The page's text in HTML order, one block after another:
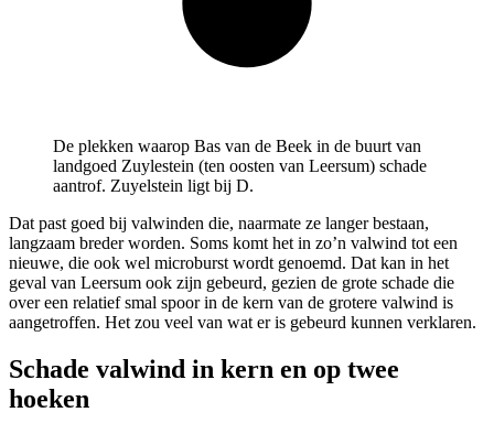
De plekken waarop Bas van de Beek in de buurt van
landgoed Zuylestein (ten oosten van Leersum) schade
aantrof. Zuyelstein ligt bij D.
Dat past goed bij valwinden die, naarmate ze langer bestaan,
langzaam breder worden. Soms komt het in zo’n valwind tot een
nieuwe, die ook wel microburst wordt genoemd. Dat kan in het
geval van Leersum ook zijn gebeurd, gezien de grote schade die
over een relatief smal spoor in de kern van de grotere valwind is
aangetroffen. Het zou veel van wat er is gebeurd kunnen verklaren.
Schade valwind in kern en op twee
hoeken